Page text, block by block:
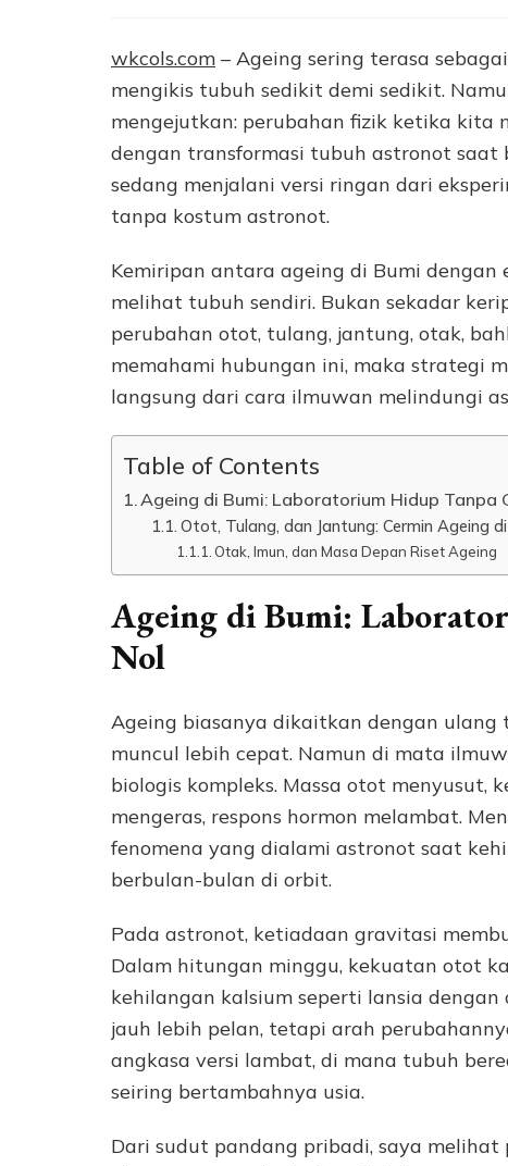
wkcols.com – Ageing sering terasa
mengikis tubuh sedikit demi sedikit.
mengejutkan: perubahan fizik ketika kita
dengan transformasi tubuh astronot saat
sedang menjalani versi ringan dari
tanpa kostum astronot.
Kemiripan antara ageing di Bumi
melihat tubuh sendiri. Bukan sekadar
perubahan otot, tulang, jantung, otak,
memahami hubungan ini, maka strategi
langsung dari cara ilmuwan melindungi
Table of Contents
Ageing di Bumi: Laboratorium Hidup Tanpa
Otot, Tulang, dan Jantung: Cermin Ageing
Otak, Imun, dan Masa Depan Riset Ageing
Ageing di Bumi:
Nol
Ageing biasanya dikaitkan dengan ulang
muncul lebih cepat. Namun di mata
biologis kompleks. Massa otot
mengeras, respons hormon melambat.
fenomena yang dialami astronot saat
berbulan-bulan di orbit.
Pada astronot, ketiadaan gravitasi
Dalam hitungan minggu, kekuatan otot
kehilangan kalsium seperti lansia dengan
jauh lebih pelan, tetapi arah
angkasa versi lambat, di mana tubuh
seiring bertambahnya usia.
Dari sudut pandang pribadi, saya